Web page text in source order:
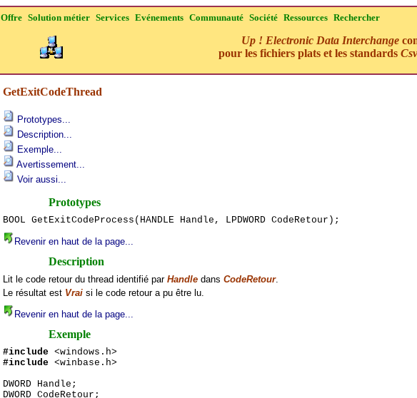
Offre Solution métier Services Evénements Communauté Société Ressources Rechercher
Up ! Electronic Data Interchange
pour les fichiers plats et les standards Csv
GetExitCodeThread
Prototypes...
Description...
Exemple...
Avertissement...
Voir aussi...
Prototypes
BOOL GetExitCodeProcess(HANDLE Handle, LPDWORD CodeRetour);
Revenir en haut de la page...
Description
Lit le code retour du thread identifié par Handledans CodeRetour.
Le résultat est Vraisi le code retour a pu être lu.
Revenir en haut de la page...
Exemple
#include<windows.h>
#include<winbase.h>
DWORD Handle;
DWORD CodeRetour;